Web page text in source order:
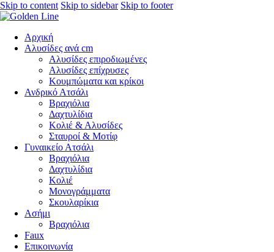
Skip to content Skip to sidebar Skip to footer
Αρχική
Αλυσίδες ανά cm
Αλυσίδες επιροδιωμένες
Αλυσίδες επίχρυσες
Κουμπώματα και κρίκοι
Ανδρικό Ατσάλι
Βραχιόλια
Δαχτυλίδια
Κολιέ & Αλυσίδες
Σταυροί & Μοτίφ
Γυναικείο Ατσάλι
Βραχιόλια
Δαχτυλίδια
Κολιέ
Μονογράμματα
Σκουλαρίκια
Ασήμι
Βραχιόλια
Faux
Επικοινωνία